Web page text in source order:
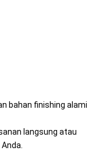
bahan finishing alami
langsung atau